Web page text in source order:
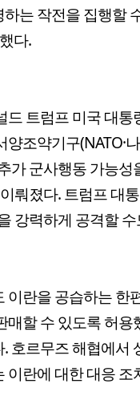
는 작전을 집행할
다.
드 트럼프 미국 대통
양조약기구(NATO·
가 군사행동 가능성
뤄졌다. 트럼프 대
강력하게 공격할
이란을 공습하는 한
매할 수 있도록 허용
호르무즈 해협에서
이란에 대한 대응 조